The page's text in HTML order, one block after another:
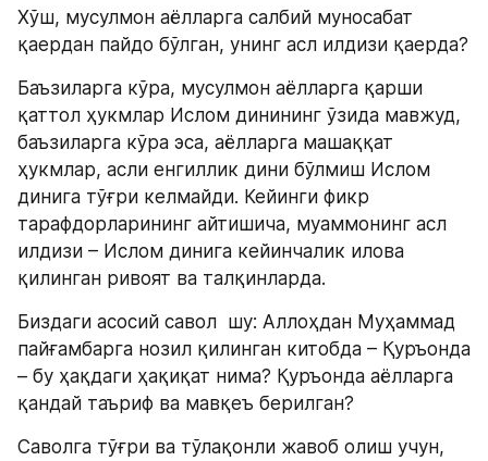
Хўш, мусулмон аёлларга салбий муносабат
қаердан пайдо бўлган, унинг асл илдизи қаерда?
Баъзиларга кўра, мусулмон аёлларга қарши
қаттол ҳукмлар Ислом динининг ўзида мавжуд,
баъзиларга кўра эса, аёлларга машаққат
ҳукмлар, асли енгиллик дини бўлмиш Ислом
динига тўғри келмайди. Кейинги фикр
тарафдорларининг айтишича, муаммонинг асл
илдизи – Ислом динига кейинчалик илова
қилинган ривоят ва талқинларда.
Биздаги асосий савол  шу: Aллоҳдан Муҳаммад
пайғамбарга нозил қилинган китобда – Қуръонда
– бу ҳақдаги ҳақиқат нима? Қуръонда аёлларга
қандай таъриф ва мавқеъ берилган?
Саволга тўғри ва тўлақонли жавоб олиш учун,